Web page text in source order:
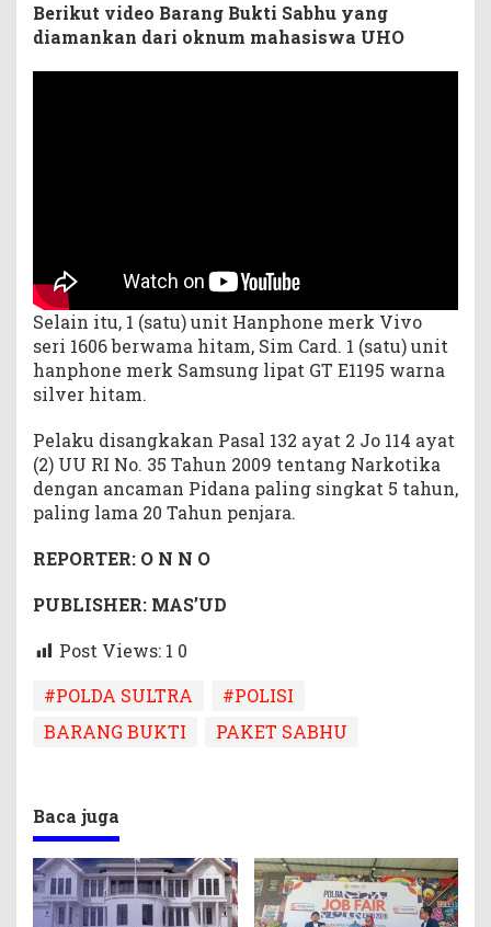
Berikut video Barang Bukti Sabhu yang
diamankan dari oknum mahasiswa UHO
Selain itu, 1 (satu) unit Hanphone merk Vivo
seri 1606 berwama hitam, Sim Card. 1 (satu) unit
hanphone merk Samsung lipat GT E1195 warna
silver hitam.
Pelaku disangkakan Pasal 132 ayat 2 Jo 114 ayat
(2) UU RI No. 35 Tahun 2009 tentang Narkotika
dengan ancaman Pidana paling singkat 5 tahun,
paling lama 20 Tahun penjara.
REPORTER: O N N O
PUBLISHER: MAS’UD
Post Views: 1 0
#POLDA SULTRA
#POLISI
BARANG BUKTI
PAKET SABHU
Baca juga